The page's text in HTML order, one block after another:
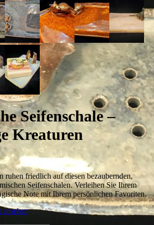
Seifenschale –
Kreaturen
ruhen friedlich auf diesen bezaubernden,
Seifenschalen. Verleihen Sie Ihrem
Note mit Ihrem persönlichen Favoriten.